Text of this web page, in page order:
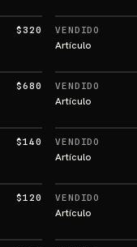
$320 VENDIDO
Artículo
$680 VENDIDO
Artículo
$140 VENDIDO
Artículo
$120 VENDIDO
Artículo